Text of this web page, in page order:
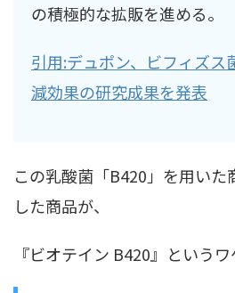
の積極的な拡販を進める。
引用:デュポン、ビフィズス
減効果の研究成果を発表
この乳酸菌「B420」を用いた
した商品が、
『ビオテイン B420』というワ